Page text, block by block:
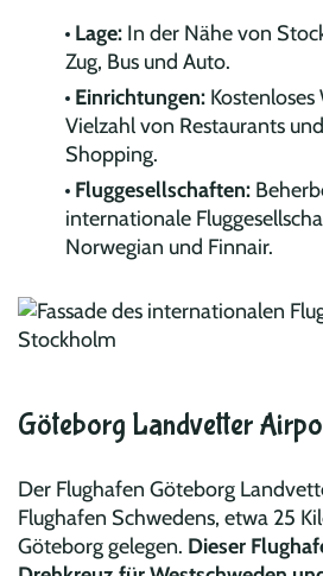
Lage: In der Nähe von
Zug, Bus und Auto.
Einrichtungen:
Vielzahl von Restaurants
Shopping.
Fluggesellschaften:
internationale
Norwegian und Finnair.
Göteborg Landvetter
Der Flughafen Göteborg
Flughafen Schwedens, etwa 25
Göteborg gelegen. Dieser